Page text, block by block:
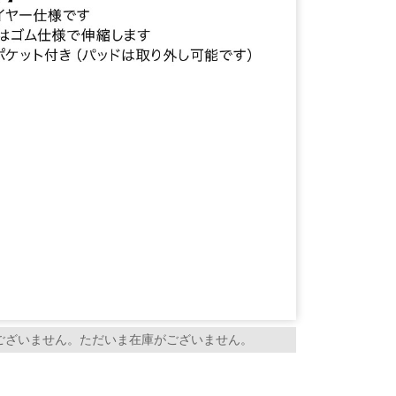
ざいません。ただいま在庫がございません。